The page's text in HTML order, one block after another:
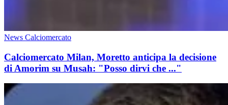
News Calciomercato
Calciomercato Milan, Moretto anticipa la decisione
di Amorim su Musah: "Posso dirvi che ..."